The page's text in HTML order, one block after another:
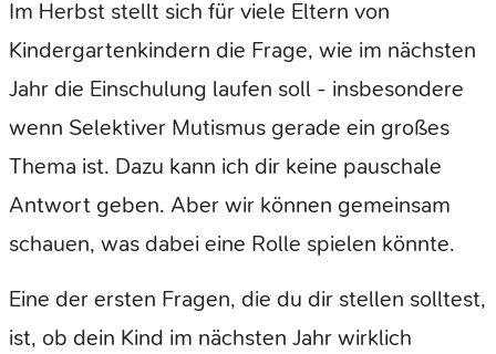
Im Herbst stellt sich für viele Eltern von
Kindergartenkindern die Frage, wie im nächsten
Jahr die Einschulung laufen soll - insbesondere
wenn Selektiver Mutismus gerade ein großes
Thema ist. Dazu kann ich dir keine pauschale
Antwort geben. Aber wir können gemeinsam
schauen, was dabei eine Rolle spielen könnte.
Eine der ersten Fragen, die du dir stellen solltest,
ist, ob dein Kind im nächsten Jahr wirklich